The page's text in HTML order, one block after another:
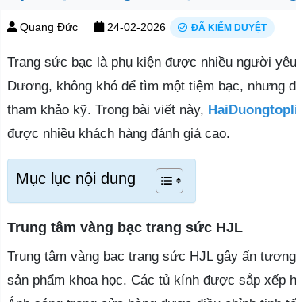
Quang Đức 24-02-2026 ĐÃ KIỂM DUYỆT
Trang sức bạc là phụ kiện được nhiều người
Dương, không khó để tìm một tiệm bạc,
tham khảo kỹ. Trong bài viết này,
được nhiều khách hàng đánh giá cao.
Mục lục nội dung
Trung tâm vàng bạc trang sức HJL
Trung tâm vàng bạc trang sức HJL gây ấn
sản phẩm khoa học. Các tủ kính được sắp xếp